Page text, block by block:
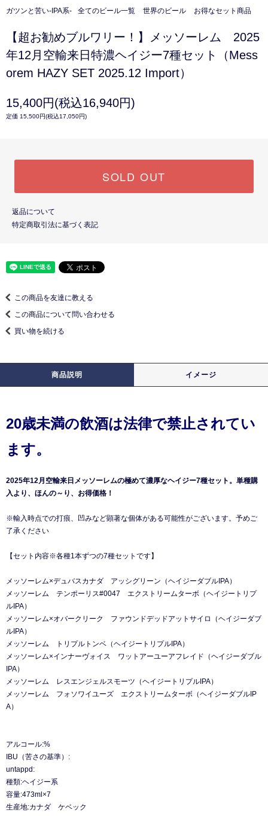
ガツンと苦い-IPA系- 全てのビール一覧 世界のビール お得なセット商品
【超お勧めブルワリー！】メッソーレム 2025
年12月空輸来日特濃ヘイジー7種セット（Mess
orem HAZY SET 2025.12 Import）
15,400円(税込16,940円)
定価 15,500円(税込17,050円)
SOLD OUT
返品について
特定商取引法に基づく表記
この商品を友達に教える
この商品について問い合わせる
買い物を続ける
商品説明 イメージ
20歳未満の飲酒は法律で禁止されてい
ます。
2025年12月空輸来日メッソーレムの極めて濃厚なヘイジー7種セット。単種購
入より、ほんの～り、お得価格！
※輸入時点での打痕、凹みなど顕著な個体がある可能性がございます。予めご
了承ください
【セット内容※各種1本ずつの7種セットです】
メッソーレム×デュバスカナダ アッシグリーン（ヘイジーダブルIPA）
メッソーレム テンポーリス#0047 エクストリームターボ（ヘイジートリプ
ルIPA）
メッソーレム×オバークリーク ファウンドデッドアットサイロ（ヘイジーダブ
ルIPA）
メッソーレム トリプルトンベ（ヘイジートリプルIPA）
メッソーレム×インナーヴォイス ワットアーユーアフレイド（ヘイジーダブル
IPA）
メッソーレム レスエンジェルスモーツ（ヘイジートリプルIPA）
メッソーレム フォソワイユーズ エクストリームターボ（ヘイジーダブルIP
A）
アルコール:%
IBU（苦さの基準）:
untappd:
種類:ヘイジー系
容量:473ml×7
生産地:カナダ ケベック